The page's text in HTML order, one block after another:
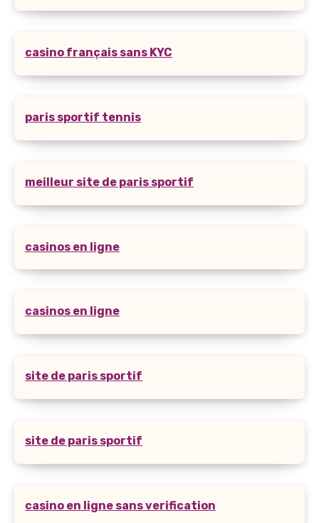
casino français sans KYC
paris sportif tennis
meilleur site de paris sportif
casinos en ligne
casinos en ligne
site de paris sportif
site de paris sportif
casino en ligne sans verification